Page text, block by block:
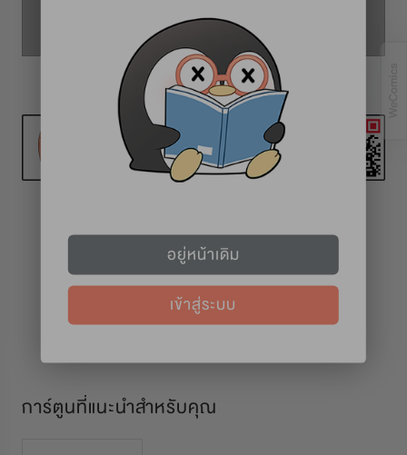
ตอนที่ 35
ทุก 2 สัปดาห์ (วันศุกร์)
การ์ตูนที่แนะนำสำหรับคุณ
อยู่หน้าเดิม
เข้าสู่ระบบ